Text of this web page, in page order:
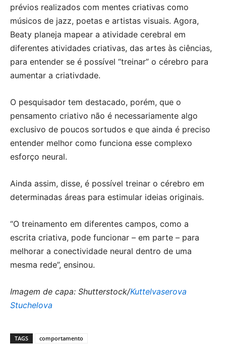
prévios realizados com mentes criativas como
músicos de jazz, poetas e artistas visuais. Agora,
Beaty planeja mapear a atividade cerebral em
diferentes atividades criativas, das artes às ciências,
para entender se é possível “treinar” o cérebro para
aumentar a criativdade.
O pesquisador tem destacado, porém, que o
pensamento criativo não é necessariamente algo
exclusivo de poucos sortudos e que ainda é preciso
entender melhor como funciona esse complexo
esforço neural.
Ainda assim, disse, é possível treinar o cérebro em
determinadas áreas para estimular ideias originais.
“O treinamento em diferentes campos, como a
escrita criativa, pode funcionar – em parte – para
melhorar a conectividade neural dentro de uma
mesma rede”, ensinou.
Imagem de capa: Shutterstock/Kuttelvaserova
Stuchelova
TAGS comportamento